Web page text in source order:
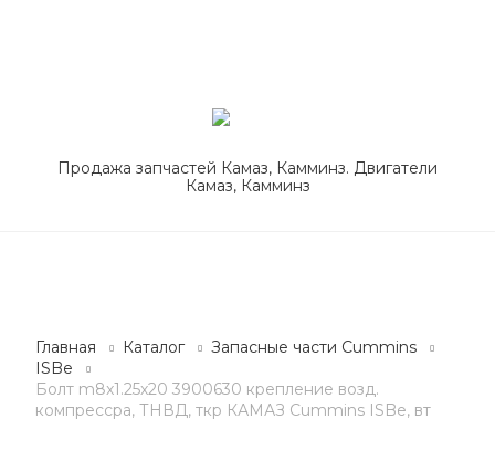
Продажа запчастей Камаз, Камминз. Двигатели
Камаз, Камминз
Главная Каталог
Запасные части Cummins
ISBe
Болт m8x1.25x20 3900630 крепление возд.
компрессра, ТНВД, ткр КАМАЗ Cummins ISBe, вт